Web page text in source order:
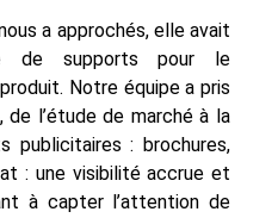
a approchés, elle avait
de supports pour le
Notre équipe a pris
l’étude de marché à la
publicitaires : brochures,
: une visibilité accrue et
à capter l’attention de